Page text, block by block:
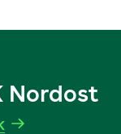
Nordost